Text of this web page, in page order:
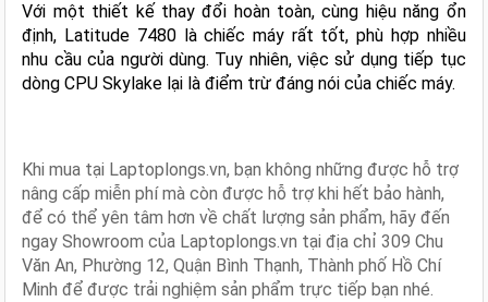
Với một thiết kế thay đổi hoàn toàn, cùng hiệu năng ổn
định, Latitude 7480 là chiếc máy rất tốt, phù hợp nhiều
nhu cầu của người dùng. Tuy nhiên, việc sử dụng tiếp tục
dòng CPU Skylake lại là điểm trừ đáng nói của chiếc máy.
Khi mua tại Laptoplongs.vn, bạn không những được hỗ trợ
nâng cấp miễn phí mà còn được hỗ trợ khi hết bảo hành,
để có thể yên tâm hơn về chất lượng sản phẩm, hãy đến
ngay Showroom của Laptoplongs.vn tại địa chỉ 309 Chu
Văn An, Phường 12, Quận Bình Thạnh, Thành phố Hồ Chí
Minh để được trải nghiệm sản phẩm trực tiếp bạn nhé.